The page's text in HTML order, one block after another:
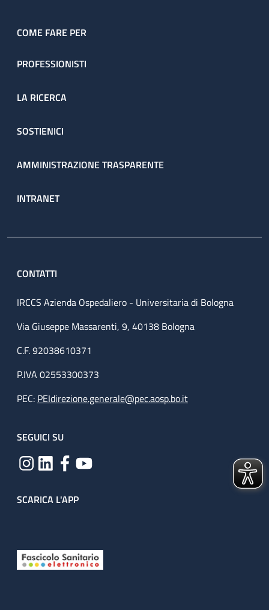
COME FARE PER
PROFESSIONISTI
LA RICERCA
SOSTIENICI
AMMINISTRAZIONE TRASPARENTE
INTRANET
CONTATTI
IRCCS Azienda Ospedaliero - Universitaria di Bologna
Via Giuseppe Massarenti, 9, 40138 Bologna
C.F. 92038610371
P.IVA 02553300373
PEC: PEIdirezione.generale@pec.aosp.bo.it
SEGUICI SU
SCARICA L'APP